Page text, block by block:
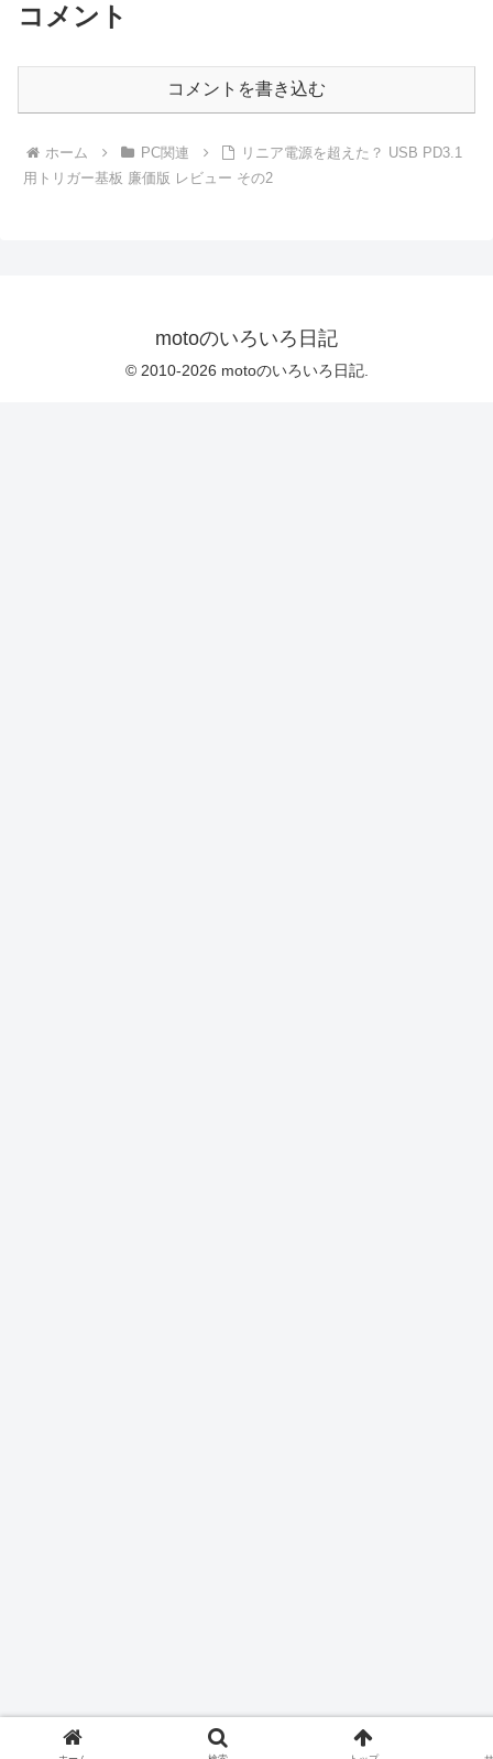
コメント
コメントを書き込む
ホーム PC関連
リニア電源を超えた？ USB PD3.1
用トリガー基板 廉価版 レビュー その2
motoのいろいろ日記
© 2010-2026 motoのいろいろ日記.